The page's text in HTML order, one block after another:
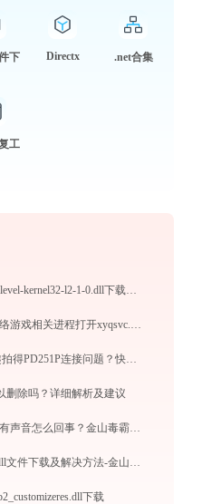
下
Directx .net合集
工
api-ms-win-downlevel-kernel32-l2-1-0.dll下载与安装指南：解决DLL缺失问题的权威方法
《梦幻西游》网络游戏相关进程打开xyqsvc.exe提示0xc0000043错误码怎么办
(2026最新) LG趣拍得PD251P连接问题？快速解决方法 - 金山毒霸
删除吗？详细解析及建议
电脑耳机插上没有声音怎么回事？金山毒霸AI智能助手一键解决
最新c 查看缺少dll文件下载及解决方法-金山毒霸
下载